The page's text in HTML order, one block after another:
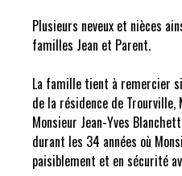
Plusieurs neveux et nièces
familles Jean et Parent.
La famille tient à remercier
de la résidence de Trourville,
Monsieur Jean-Yves
durant les 34 années où
paisiblement et en sécurité